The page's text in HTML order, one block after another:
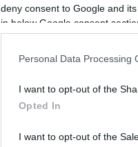
deny consent to Google and
in below Google consent
Personal Data Processing
I want to opt-out of the
Opted In
I want to opt-out of the